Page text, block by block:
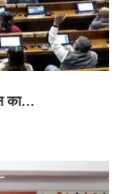
का...